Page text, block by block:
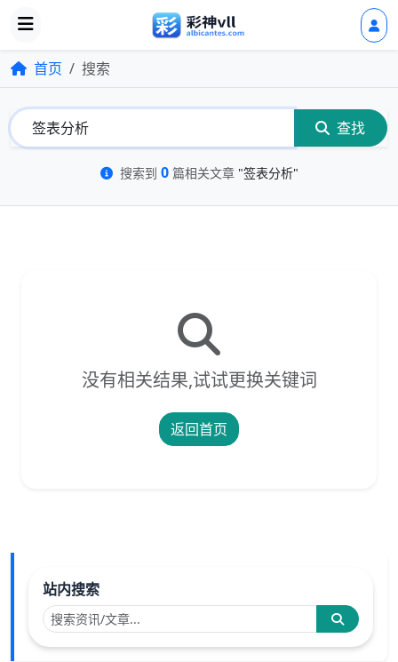
首页 搜索
查找
搜索到 0篇相关文章 "签表分析"
没有相关结果,试试更换关键词
返回首页
站内搜索